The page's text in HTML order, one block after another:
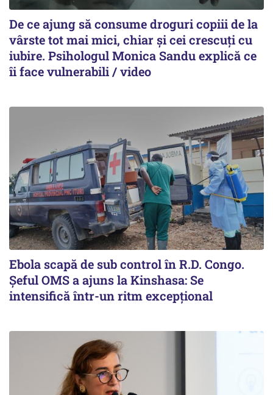
De ce ajung să consume droguri copiii de la
vârste tot mai mici, chiar și cei crescuți cu
iubire. Psihologul Monica Sandu explică ce
îi face vulnerabili / video
Ebola scapă de sub control în R.D. Congo.
Șeful OMS a ajuns la Kinshasa: Se
intensifică într-un ritm excepţional